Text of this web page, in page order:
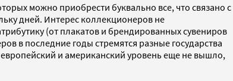
можно приобрести буквально все, что связано с
дней. Интерес коллекционеров не
(от плакатов и брендированных сувениров
в последние годы стремятся разные государства
и американский уровень еще не вышло,